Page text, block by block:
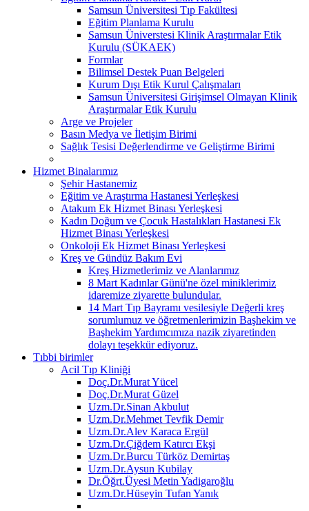
Samsun Üniversitesi Tıp Fakültesi
Eğitim Planlama Kurulu
Samsun Üniverstesi Klinik Araştırmalar Etik
Kurulu (SÜKAEK)
Formlar
Bilimsel Destek Puan Belgeleri
Kurum Dışı Etik Kurul Çalışmaları
Samsun Üniversitesi Girişimsel Olmayan Klinik
Araştırmalar Etik Kurulu
Arge ve Projeler
Basın Medya ve İletişim Birimi
Sağlık Tesisi Değerlendirme ve Geliştirme Birimi
Hizmet Binalarımız
Şehir Hastanemiz
Eğitim ve Araştırma Hastanesi Yerleşkesi
Atakum Ek Hizmet Binası Yerleşkesi
Kadın Doğum ve Çocuk Hastalıkları Hastanesi Ek
Hizmet Binası Yerleşkesi
Onkoloji Ek Hizmet Binası Yerleşkesi
Kreş ve Gündüz Bakım Evi
Kreş Hizmetlerimiz ve Alanlarımız
8 Mart Kadınlar Günü'ne özel miniklerimiz
idaremize ziyarette bulundular.
14 Mart Tıp Bayramı vesilesiyle Değerli kreş
sorumlumuz ve öğretmenlerimizin Başhekim ve
Başhekim Yardımcımıza nazik ziyaretinden
dolayı teşekkür ediyoruz.
Tıbbi birimler
Acil Tıp Kliniği
Doç.Dr.Murat Yücel
Doç.Dr.Murat Güzel
Uzm.Dr.Sinan Akbulut
Uzm.Dr.Mehmet Tevfik Demir
Uzm.Dr.Alev Karaca Ergül
Uzm.Dr.Çiğdem Katırcı Ekşi
Uzm.Dr.Burcu Türköz Demirtaş
Uzm.Dr.Aysun Kubilay
Dr.Öğrt.Üyesi Metin Yadigaroğlu
Uzm.Dr.Hüseyin Tufan Yanık